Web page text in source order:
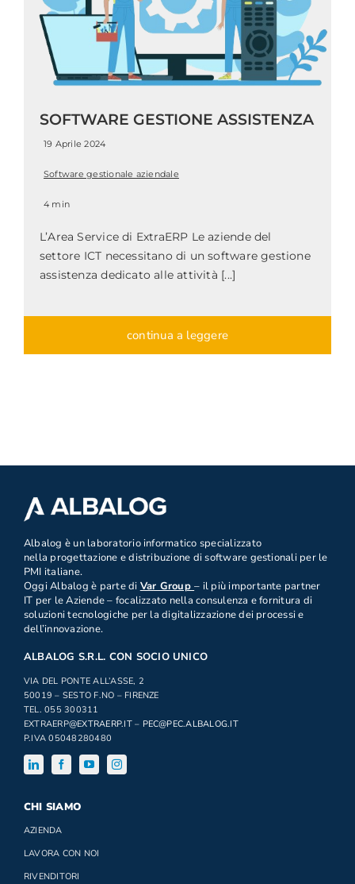
SOFTWARE GESTIONE ASSISTENZA
19 Aprile 2024
Software gestionale aziendale
4 min
L’Area Service di ExtraERP Le aziende del
settore ICT necessitano di un software gestione
assistenza dedicato alle attività [...]
continua a leggere
Albalog è un laboratorio informatico specializzato
nella progettazione e distribuzione di software gestionali per le
PMI italiane.
Oggi Albalog è parte di Var Group– il più importante partner
IT per le Aziende – focalizzato nella consulenza e fornitura di
soluzioni tecnologiche per la digitalizzazione dei processi e
dell’innovazione.
ALBALOG S.R.L. CON SOCIO UNICO
VIA DEL PONTE ALL’ASSE, 2
50019 – SESTO F.NO – FIRENZE
TEL. 055 300311
EXTRAERP@EXTRAERP.IT– PEC@PEC.ALBALOG.IT
P.IVA 05048280480
CHI SIAMO
AZIENDA
LAVORA CON NOI
RIVENDITORI